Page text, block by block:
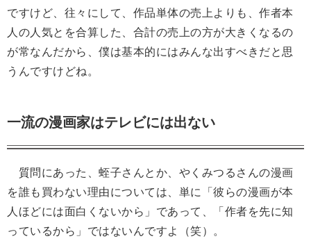
ですけど、往々にして、作品単体の売上よりも、作者本
人の人気とを合算した、合計の売上の方が大きくなるの
が常なんだから、僕は基本的にはみんな出すべきだと思
うんですけどね。
一流の漫画家はテレビには出ない
質問にあった、蛭子さんとか、やくみつるさんの漫画
を誰も買わない理由については、単に「彼らの漫画が本
人ほどには面白くないから」であって、「作者を先に知
っているから」ではないんですよ（笑）。